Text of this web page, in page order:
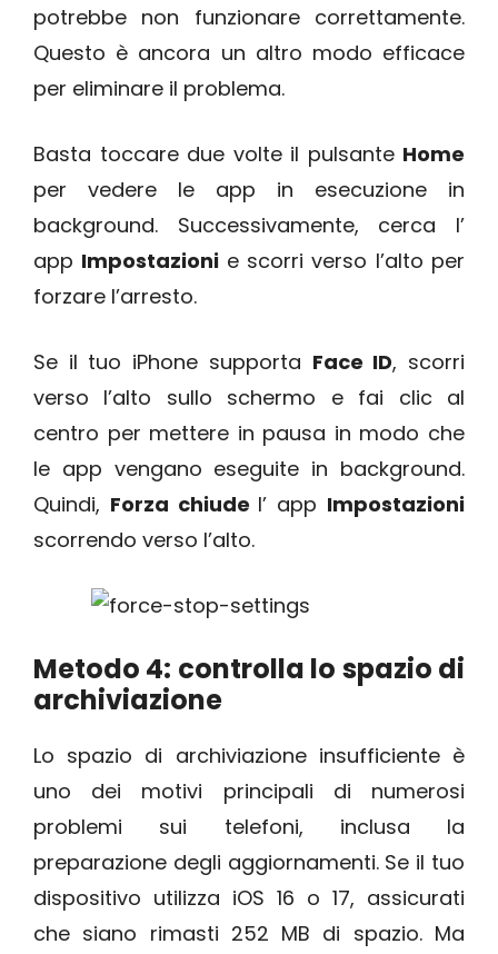
potrebbe non funzionare correttamente.
Questo è ancora un altro modo efficace
per eliminare il problema.
Basta toccare due volte il pulsante Home
per vedere le app in esecuzione in
background. Successivamente, cerca l’
app Impostazioni e scorri verso l’alto per
forzare l’arresto.
Se il tuo iPhone supporta Face ID, scorri
verso l’alto sullo schermo e fai clic al
centro per mettere in pausa in modo che
le app vengano eseguite in background.
Quindi, Forza chiude l’ app Impostazioni
scorrendo verso l’alto.
Metodo 4: controlla lo spazio di
archiviazione
Lo spazio di archiviazione insufficiente è
uno dei motivi principali di numerosi
problemi sui telefoni, inclusa la
preparazione degli aggiornamenti. Se il tuo
dispositivo utilizza iOS 16 o 17, assicurati
che siano rimasti 252 MB di spazio. Ma